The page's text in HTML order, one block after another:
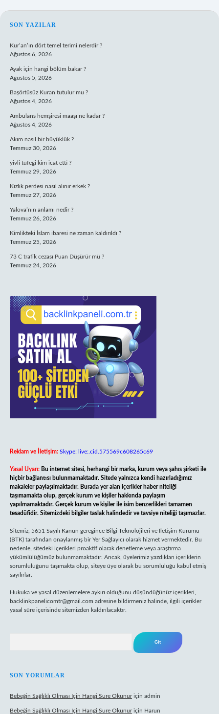
SIDEBAR
SON YAZILAR
Kur’an’ın dört temel terimi nelerdir ?
Ağustos 6, 2026
Ayak için hangi bölüm bakar ?
Ağustos 5, 2026
Başörtüsüz Kuran tutulur mu ?
Ağustos 4, 2026
Ambulans hemşiresi maaşı ne kadar ?
Ağustos 4, 2026
Akım nasıl bir büyüklük ?
Temmuz 30, 2026
yivli tüfeği kim icat etti ?
Temmuz 29, 2026
Kızlık perdesi nasıl alınır erkek ?
Temmuz 27, 2026
Yalova’nın anlamı nedir ?
Temmuz 26, 2026
Kimlikteki İslam ibaresi ne zaman kaldırıldı ?
Temmuz 25, 2026
73 C trafik cezası Puan Düşürür mü ?
Temmuz 24, 2026
Reklam ve İletişim: Skype: live:.cid.575569c608265c69
Yasal Uyarı: Bu internet sitesi, herhangi bir marka, kurum veya şahıs şirketi ile
hiçbir bağlantısı bulunmamaktadır. Sitede yalnızca kendi hazırladığımız
makaleler paylaşılmaktadır. Burada yer alan içerikler haber niteliği
taşımamakta olup, gerçek kurum ve kişiler hakkında paylaşım
yapılmamaktadır. Gerçek kurum ve kişiler ile isim benzerlikleri tamamen
tesadüfidir. Sitemizdeki bilgiler taslak halindedir ve tavsiye niteliği taşımazlar.
Sitemiz, 5651 Sayılı Kanun gereğince Bilgi Teknolojileri ve İletişim Kurumu
(BTK) tarafından onaylanmış bir Yer Sağlayıcı olarak hizmet vermektedir. Bu
nedenle, sitedeki içerikleri proaktif olarak denetleme veya araştırma
yükümlülüğümüz bulunmamaktadır. Ancak, üyelerimiz yazdıkları içeriklerin
sorumluluğunu taşımakta olup, siteye üye olarak bu sorumluluğu kabul etmiş
sayılırlar.
Hukuka ve yasal düzenlemelere aykırı olduğunu düşündüğünüz içerikleri,
backlinkpanelicomtr@gmail.com adresine bildirmeniz halinde, ilgili içerikler
yasal süre içerisinde sitemizden kaldırılacaktır.
SON YORUMLAR
Bebeğin Sağlıklı Olması Için Hangi Sure Okunuriçin admin
Bebeğin Sağlıklı Olması Için Hangi Sure Okunuriçin Harun